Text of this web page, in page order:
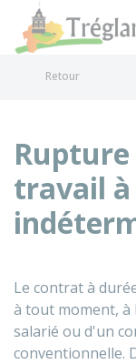
Retour
travail
Le contrat à
à tout moment,
salarié ou d'un
conventionnelle.